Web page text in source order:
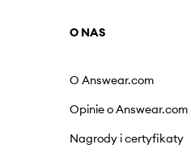
O NAS
O Answear.com
Opinie o Answear.com
Nagrody i certyfikaty